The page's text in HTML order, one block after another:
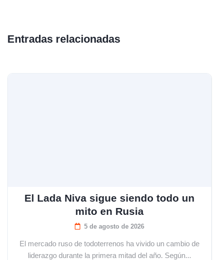
Entradas relacionadas
El Lada Niva sigue siendo todo un
mito en Rusia
5 de agosto de 2026
El mercado ruso de todoterrenos ha vivido un cambio de
liderazgo durante la primera mitad del año. Según...